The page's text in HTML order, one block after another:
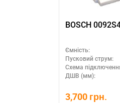
BOSCH
Ємність:
Пусковий струм:
Схема
ДШВ (мм):
3,700 грн.